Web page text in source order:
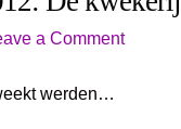
a Comment
werden…